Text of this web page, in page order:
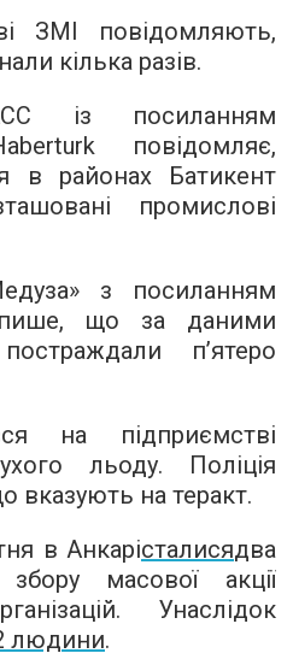
ЗМІ повідомляють,
кілька разів.
із посиланням
повідомляє,
в районах Батикент
промислові
» з посиланням
що за даними
п’ятеро
на підприємстві
льоду. Поліція
вказують на теракт.
в Анкарісталисядва
масової акції
Унаслідок
людини.